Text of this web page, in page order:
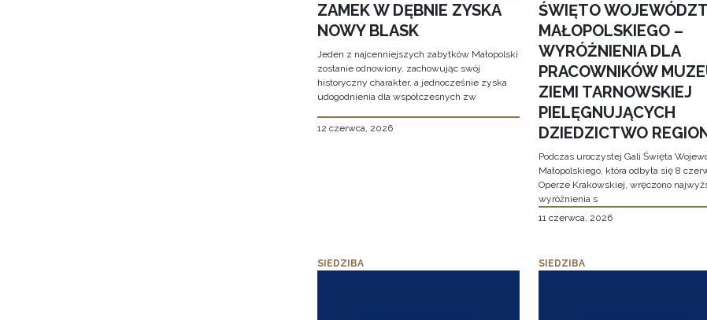
ZAMEK W DĘBNIE ZYSKA
NOWY BLASK
Jeden z najcenniejszych zabytków Małopolski
zostanie odnowiony, zachowując swój
historyczny charakter, a jednocześnie zyska
udogodnienia dla współczesnych zw
12 czerwca, 2026
ŚWIĘTO
MAŁOPOLSKIEGO –
WYRÓŻNIENIA DLA
PRACOWNIKÓW
ZIEMI TARNOWSKIEJ
PIELĘGNUJĄCYCH
DZIEDZICTWO
Podczas uroczystej Gali Święta
Małopolskiego, która odbyła się 8
Operze Krakowskiej, wręczono
wyróżnienia s
11 czerwca, 2026
SIEDZIBA SIEDZIBA